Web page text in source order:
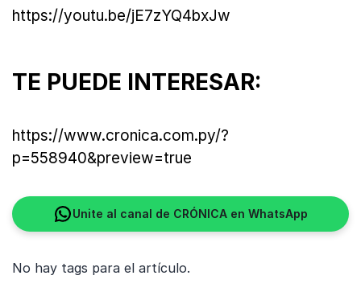
https://youtu.be/jE7zYQ4bxJw
TE PUEDE INTERESAR:
https://www.cronica.com.py/?
p=558940&preview=true
Unite al canal de CRÓNICA en WhatsApp
No hay tags para el artículo.